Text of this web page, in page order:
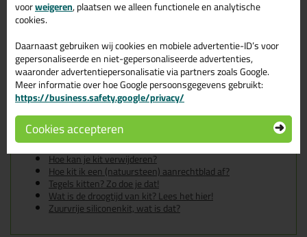
Wil je meer weten over de toepassing en kenmerken van dit
product?
Tips & tricks voor Zwaluw Silicone
NO 310ml
In de volgende blogs wordt dit product gebruikt:
Bad kitten, zo doe je dat!
Douche kitten, zo doe je dat!
Heb ik een primer nodig voor mijn Zwaluw of Den Braven
kit?
Hoe kan je kit verwijderen?
Hoe kit ik een (natuursteen) aanrechtblad af?
Tegels kitten? Zo doe je dat!
Wat is de droogtijd van kit? Lees het hier!
Zuurvrije siliconenkit, wat is dat?
voorweigeren, plaatsen we alleen functionele en analytische
cookies.
Daarnaast gebruiken wij cookies en mobiele advertentie-ID’s voor
gepersonaliseerde en niet-gepersonaliseerde advertenties,
waaronder advertentiepersonalisatie via partners zoals Google.
Meer informatie over hoe Google persoonsgegevens gebruikt:
https://business.safety.google/privacy/
Cookies accepteren